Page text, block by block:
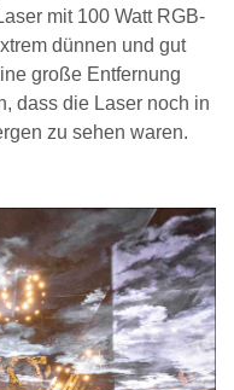
mit 100 Watt RGB-
dünnen und gut
große Entfernung
dass die Laser noch in
zu sehen waren.